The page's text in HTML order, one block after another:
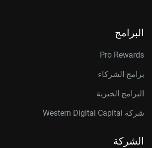
البرامج
Pro Rewards
برامج الشركاء
البرامج الخيرية
شركة Western Digital Capital
الشركة